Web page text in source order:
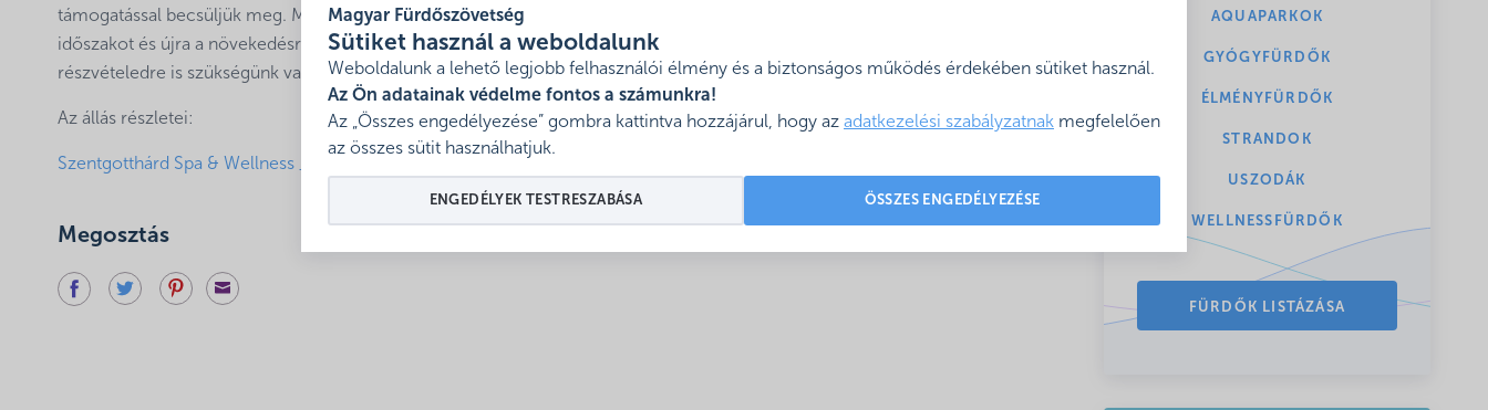
Magyar Fürdőszövetség
Sütiket használ a weboldalunk
Weboldalunk a lehető legjobb felhasználói élmény és a biztonságos működés érdekében sütiket használ.
Az Ön adatainak védelme fontos a számunkra!
Az „Összes engedélyezése” gombra kattintva hozzájárul, hogy az adatkezelési szabályzatnak megfelelően
az összes sütit használhatjuk.
ÖSSZES ENGEDÉLYEZÉSE
ENGEDÉLYEK TESTRESZABÁSA
támogatással becsüljük meg. Minden erőnkkel azon dolgozunk, hogy magunk mögött hagyjuk az elmúlt, nehézségekkel teli
időszakot és újra a növekedésre tudjunk koncentrálni. Ehhez Rád, munkádra, ötleteidre, projektekben, pályázatokban való
részvételedre is szükségünk van!
Az állás részletei:
Szentgotthárd Spa & Wellness _ Gazdasági vezető
Megosztás
AQUAPARKOK
GYÓGYFÜRDŐK
ÉLMÉNYFÜRDŐK
STRANDOK
USZODÁK
WELLNESSFÜRDŐK
FÜRDŐK LISTÁZÁSA